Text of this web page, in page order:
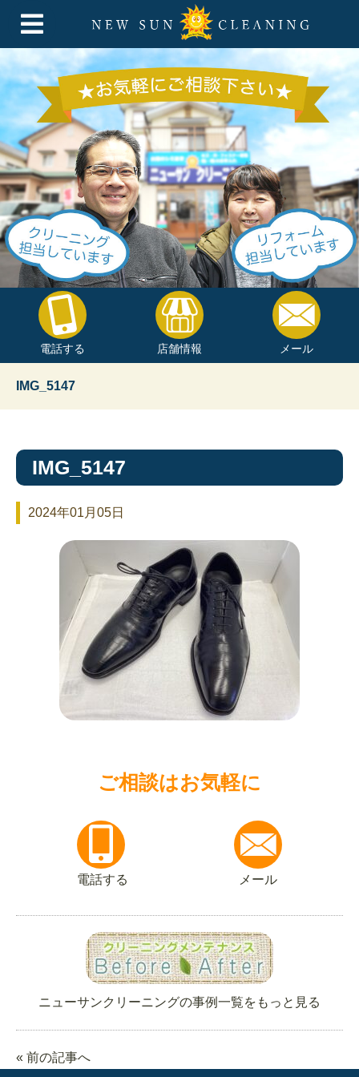
電話する 店舗情報 メール
IMG_5147
IMG_5147
2024年01月05日
ご相談はお気軽に
電話する メール
ニューサンクリーニングの事例一覧をもっと見る
« 前の記事へ